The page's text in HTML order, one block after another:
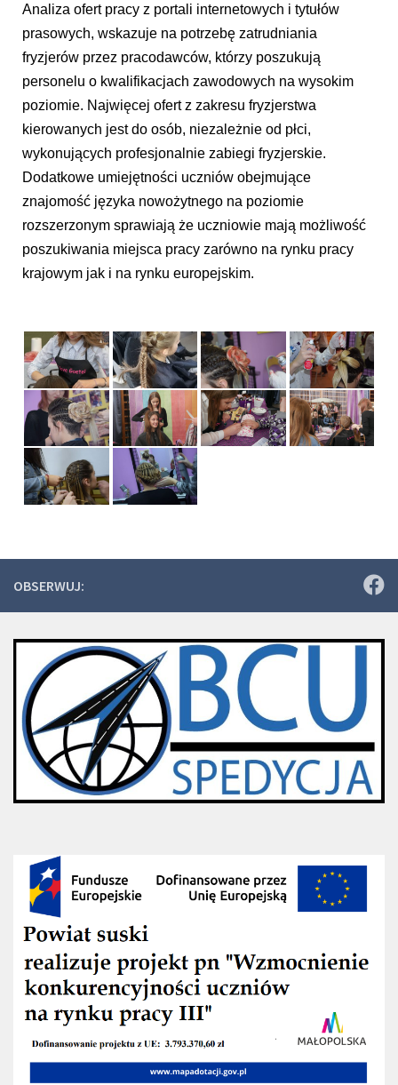
Analiza ofert pracy z portali internetowych i tytułów
prasowych, wskazuje na potrzebę zatrudniania
fryzjerów przez pracodawców, którzy poszukują
personelu o kwalifikacjach zawodowych na wysokim
poziomie. Najwięcej ofert z zakresu fryzjerstwa
kierowanych jest do osób, niezależnie od płci,
wykonujących profesjonalnie zabiegi fryzjerskie.
Dodatkowe umiejętności uczniów obejmujące
znajomość języka nowożytnego na poziomie
rozszerzonym sprawiają że uczniowie mają możliwość
poszukiwania miejsca pracy zarówno na rynku pracy
krajowym jak i na rynku europejskim.
OBSERWUJ: